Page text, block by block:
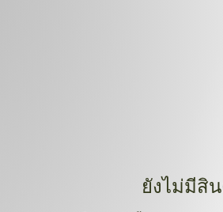
ยังไม่มีสิ